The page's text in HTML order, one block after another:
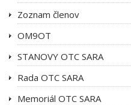
Zoznam členov
OM9OT
STANOVY OTC SARA
Rada OTC SARA
Memoriál OTC SARA